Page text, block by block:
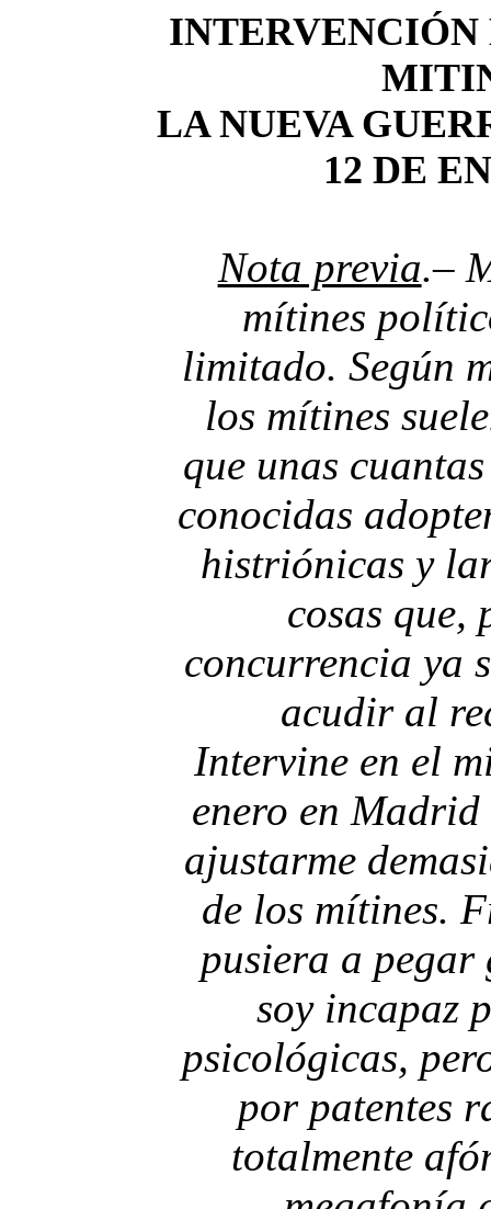
LA NUEVA
12 DE
Nota previa.–
mítines
limitado. Según
los mítines
que unas
conocidas
histriónicas y
cosas que,
concurrencia ya
acudir al
Intervine en el
enero en
ajustarme
de los mítines.
pusiera a
soy incapaz
psicológicas,
por patentes
totalmente